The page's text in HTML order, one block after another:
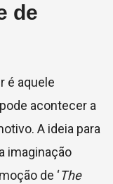
de
é aquele
acontecer a
A ideia para
imaginação
de ‘The